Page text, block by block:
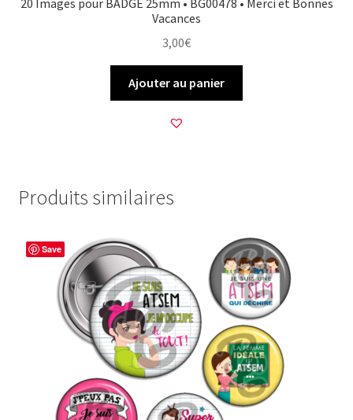
20 Images pour BADGE 25mm • BG00478 • Merci et Bonnes
Vacances
3,00€
Ajouter au panier
Produits similaires
Save